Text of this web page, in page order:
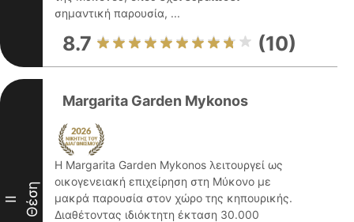
σημαντική παρουσία, ...
8.7 (10)
II Θέση
Margarita Garden Mykonos
Η Margarita Garden Mykonos λειτουργεί ως
οικογενειακή επιχείρηση στη Μύκονο με
μακρά παρουσία στον χώρο της κηπουρικής.
Διαθέτοντας ιδιόκτητη έκταση 30.000